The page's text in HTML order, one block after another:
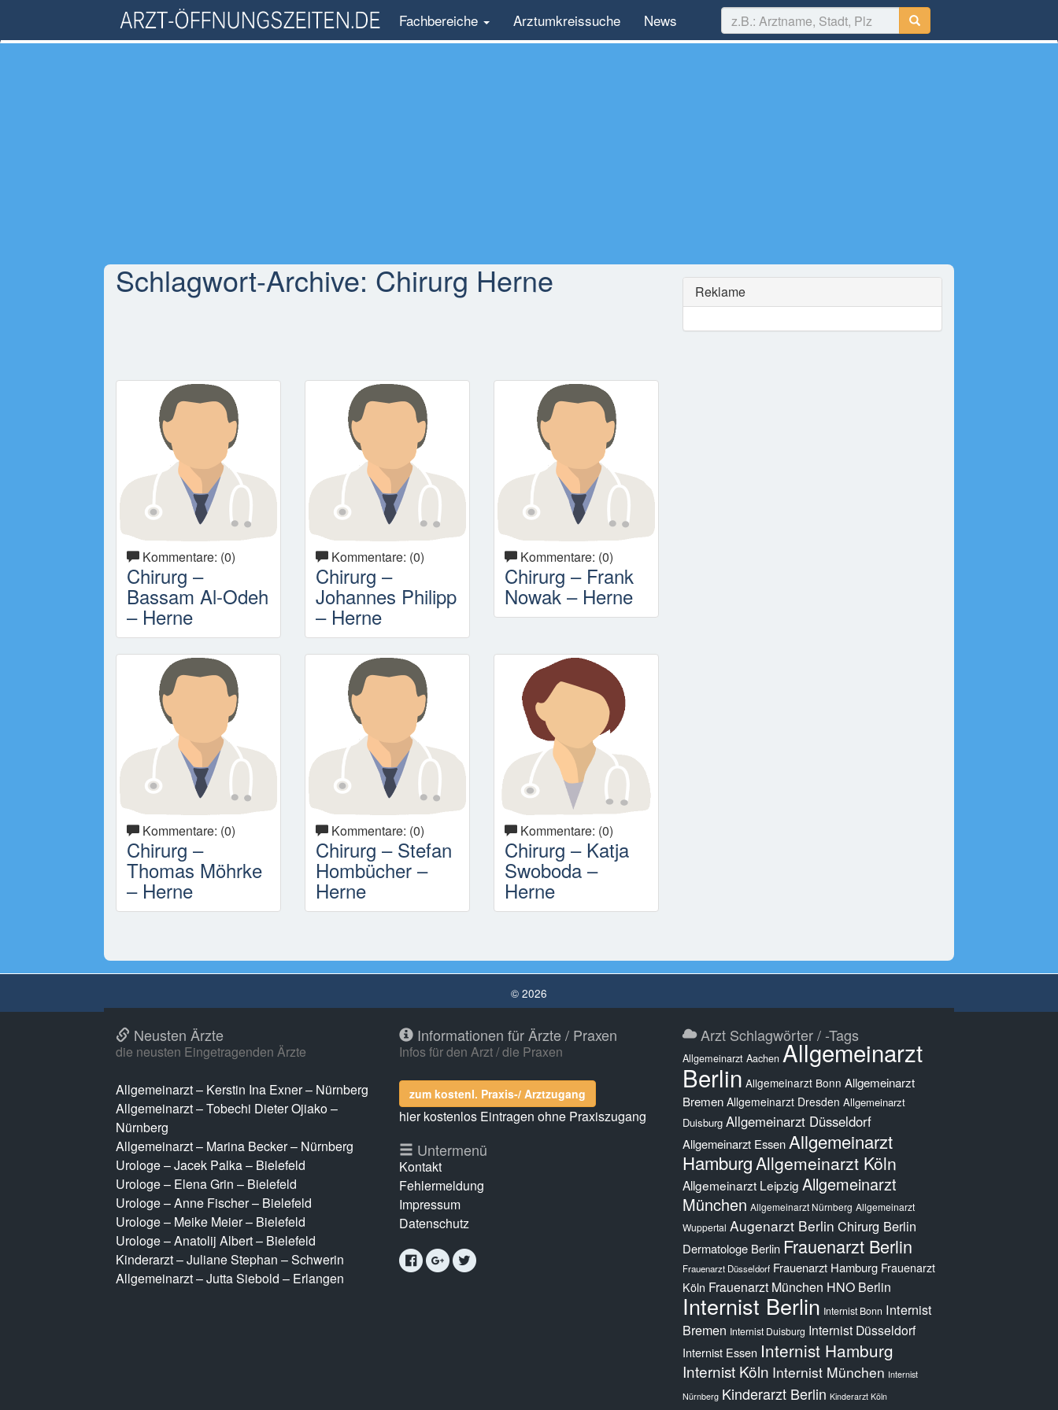
Fachbereiche Arztumkreissuche News
Schlagwort-Archive: Chirurg Herne
Kommentare: (0)
Chirurg –
Bassam Al-Odeh
– Herne
Kommentare: (0)
Chirurg –
Johannes Philipp
– Herne
Kommentare: (0)
Chirurg – Frank
Nowak – Herne
Kommentare: (0)
Chirurg –
Thomas Möhrke
– Herne
Kommentare: (0)
Chirurg – Stefan
Hombücher –
Herne
Kommentare: (0)
Chirurg – Katja
Swoboda –
Herne
Reklame
© 2026
Neusten Ärzte
die neusten Eingetragenden Ärzte
Allgemeinarzt – Kerstin Ina Exner – Nürnberg
Allgemeinarzt – Tobechi Dieter Ojiako –
Nürnberg
Allgemeinarzt – Marina Becker – Nürnberg
Urologe – Jacek Palka – Bielefeld
Urologe – Elena Grin – Bielefeld
Urologe – Anne Fischer – Bielefeld
Urologe – Meike Meier – Bielefeld
Urologe – Anatolij Albert – Bielefeld
Kinderarzt – Juliane Stephan – Schwerin
Allgemeinarzt – Jutta Siebold – Erlangen
Informationen für Ärzte / Praxen
Infos für den Arzt / die Praxen
zum kostenl. Praxis-/ Arztzugang
hier kostenlos Eintragen ohne Praxiszugang
Untermenü
Kontakt
Fehlermeldung
Impressum
Datenschutz
Arzt Schlagwörter / -Tags
Allgemeinarzt Aachen Allgemeinarzt
Berlin Allgemeinarzt Bonn Allgemeinarzt
Bremen Allgemeinarzt Dresden Allgemeinarzt
Duisburg Allgemeinarzt Düsseldorf
Allgemeinarzt Essen Allgemeinarzt
HamburgAllgemeinarzt Köln
Allgemeinarzt Leipzig Allgemeinarzt
München Allgemeinarzt Nürnberg Allgemeinarzt
Wuppertal Augenarzt Berlin Chirurg Berlin
Dermatologe Berlin Frauenarzt Berlin
Frauenarzt Düsseldorf Frauenarzt Hamburg Frauenarzt
Köln Frauenarzt München HNO Berlin
Internist Berlin Internist Bonn Internist
Bremen Internist Duisburg Internist Düsseldorf
Internist Essen Internist Hamburg
Internist Köln Internist München Internist
Nürnberg Kinderarzt Berlin Kinderarzt Köln